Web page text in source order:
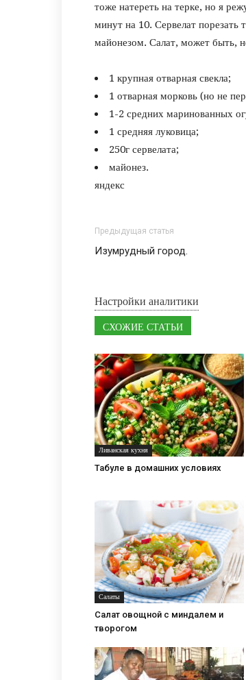
тоже натереть на терке, но я
минут на 10. Сервелат
майонезом. Салат, может быть,
1 крупная отварная свекла;
1 отварная морковь (но не
1-2 средних маринованных
1 средняя луковица;
250г сервелата;
майонез.
яндекс
Предыдущая статья
Изумрудный город.
Настройки аналитики
СХОЖИЕ СТАТЬИ
Ливанская кухня
Табуле в домашних условиях
Салаты
Салат овощной с миндалем и
творогом